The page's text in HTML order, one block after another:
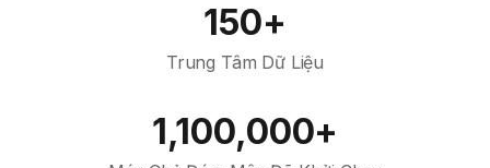
150+
Trung Tâm Dữ Liệu
1,100,000+